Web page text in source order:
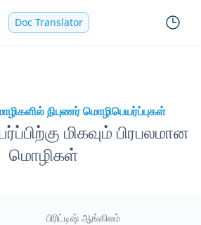
Doc Translator
நிபுணர் மொழிபெயர்ப்புகள்
மிகவும் பிரபலமான
மொழிகள்
பிரிட்டிஷ் ஆங்கிலம்